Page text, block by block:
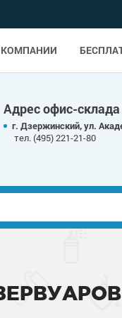
Адрес офис-
г. Дзержинский, ул.
тел. (495) 221-21-80